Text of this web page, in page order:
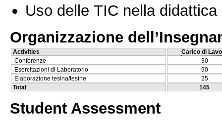
Uso delle TIC nella
Organizzazione
Activities
Carico di
Conferenze
30
Esercitazioni di Laboratorio
90
Elaborazione tesina/tesine
25
Total
145
Student Assessment